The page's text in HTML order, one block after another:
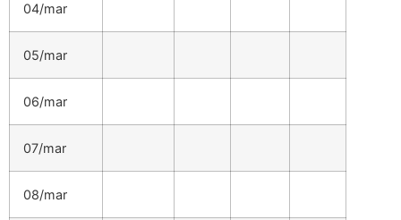
04/mar
05/mar
06/mar
07/mar
08/mar